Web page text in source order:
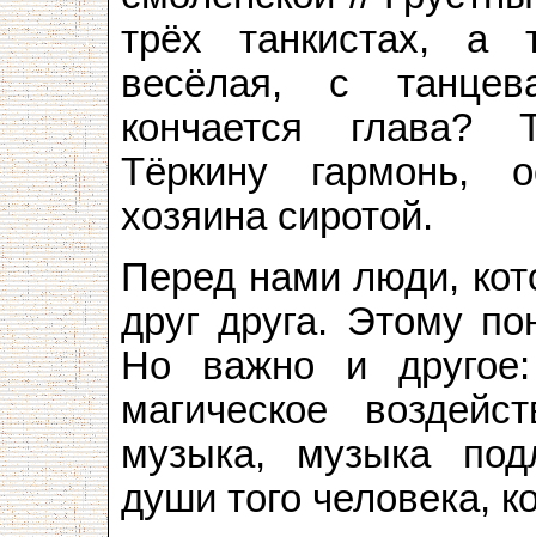
трёх танкистах, а
весёлая, с
кончается глава?
Тёркину гармонь,
хозяина сиротой.
Перед нами люди,
друг друга. Этому
Но важно и другое:
магическое
музыка, музыка
души того человека,